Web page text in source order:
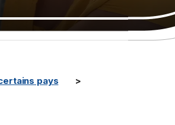
pays